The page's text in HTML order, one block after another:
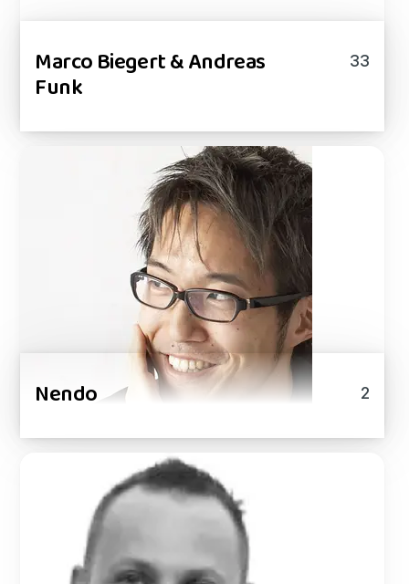
Marco Biegert & Andreas
Funk
33
Nendo 2